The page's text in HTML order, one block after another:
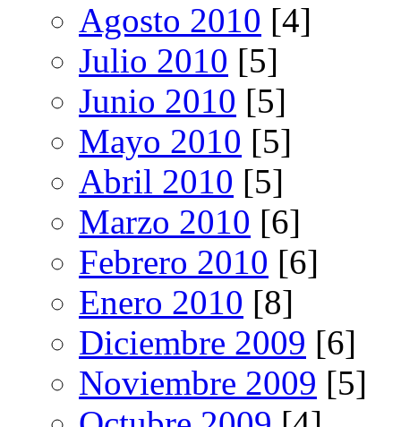
Agosto 2010 [4]
Julio 2010 [5]
Junio 2010 [5]
Mayo 2010 [5]
Abril 2010 [5]
Marzo 2010 [6]
Febrero 2010 [6]
Enero 2010 [8]
Diciembre 2009 [6]
Noviembre 2009 [5]